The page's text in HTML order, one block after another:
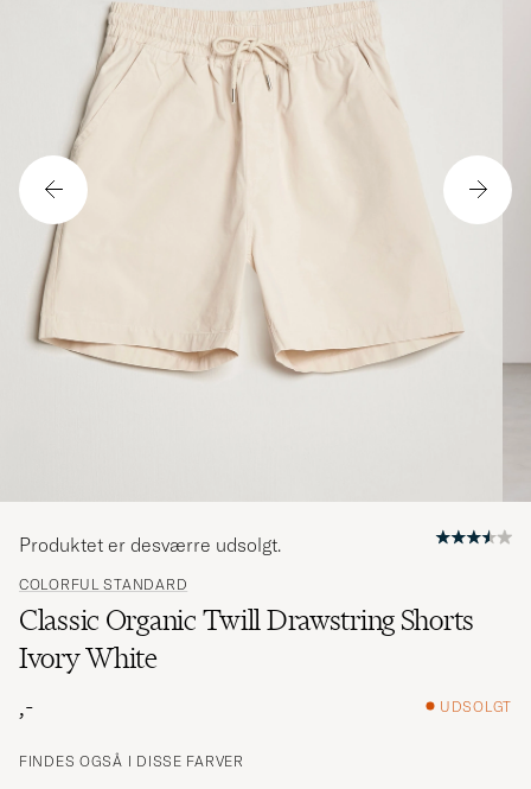
COLORFUL STANDARD
Classic Organic Twill Drawstring Shorts
Ivory White
,-
UDSOLGT
FINDES OGSÅ I DISSE FARVER
Produktet er desværre udsolgt.